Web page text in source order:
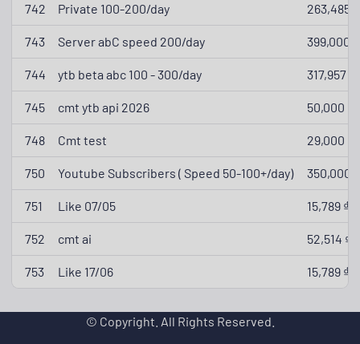
742 Private 100-200/day 263,485 ₫
743 Server abC speed 200/day 399,000 ₫
744 ytb beta abc 100 - 300/day 317,957 ₫
745 cmt ytb api 2026 50,000 ₫
748 Cmt test 29,000 ₫
750 Youtube Subscribers ( Speed 50-100+/day) 350,000 ₫
751 Like 07/05 15,789 ₫
752 cmt ai 52,514 ₫
753 Like 17/06 15,789 ₫
© Copyright. All Rights Reserved.